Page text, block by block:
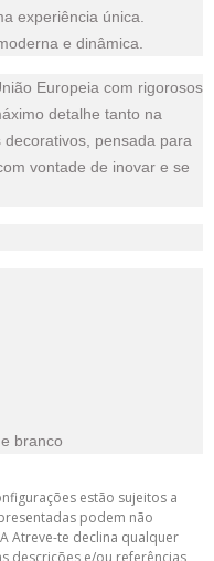
experiência única.
e dinâmica.
Europeia com rigorosos
detalhe tanto na
pensada para
vontade de inovar e se
branco
estão sujeitos a
podem não
Atreve-te declina qualquer
descrições e/ou referências